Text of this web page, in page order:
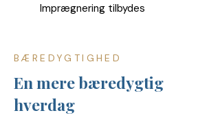
Imprægnering tilbydes
BÆREDYGTIGHED
En mere bæredygtig
hverdag